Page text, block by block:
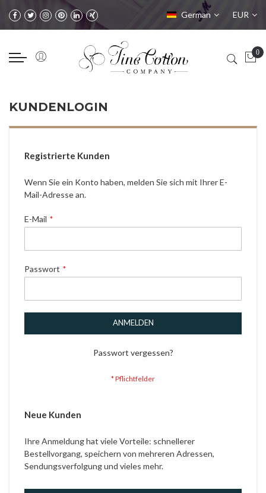
German
EUR
KUNDENLOGIN
Registrierte Kunden
Wenn Sie ein Konto haben, melden Sie sich mit Ihrer E-
Mail-Adresse an.
E-Mail
Passwort
ANMELDEN
Passwort vergessen?
Neue Kunden
Ihre Anmeldung hat viele Vorteile: schnellerer
Bestellvorgang, speichern von mehreren Adressen,
Sendungsverfolgung und vieles mehr.